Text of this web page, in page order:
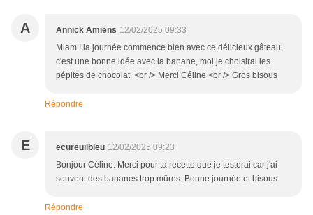
A Annick Amiens 12/02/2025 09:33
Miam ! la journée commence bien avec ce délicieux gâteau,
c'est une bonne idée avec la banane, moi je choisirai les
pépites de chocolat. <br /> Merci Céline <br /> Gros bisous
Répondre
E ecureuilbleu 12/02/2025 09:23
Bonjour Céline. Merci pour ta recette que je testerai car j'ai
souvent des bananes trop mûres. Bonne journée et bisous
Répondre